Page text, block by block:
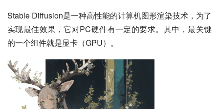
Stable Diffusion是一种高性能的计算机图形渲染技术，为了
实现最佳效果，它对PC硬件有一定的要求。其中，最关键
的一个组件就是显卡（GPU）。